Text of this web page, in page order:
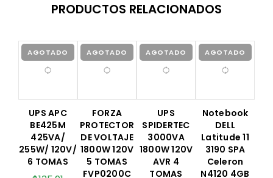
PRODUCTOS RELACIONADOS
AGOTADO
UPS APC
BE425M
425VA/
255W/ 120V/
6 TOMAS
AGOTADO
FORZA
PROTECTOR
DE VOLTAJE
1800W 120V
5 TOMAS
FVP0200C
AGOTADO
UPS
SPIDERTEC
3000VA
1800W 120V
AVR 4
TOMAS
AGOTADO
Notebook
DELL
Latitude 11
3190 SPA
Celeron
N4120 4GB